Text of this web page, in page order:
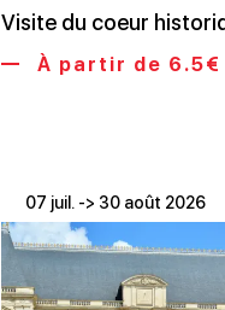
Visite du coeur
À partir de 6.5€
07 juil. -> 30 août 2026